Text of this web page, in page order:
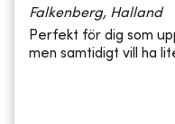
Falkenberg, Halland
Perfekt för dig som
men samtidigt vill ha